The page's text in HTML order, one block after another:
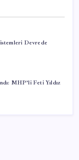
Devrede
MHP’li Feti Yıldız